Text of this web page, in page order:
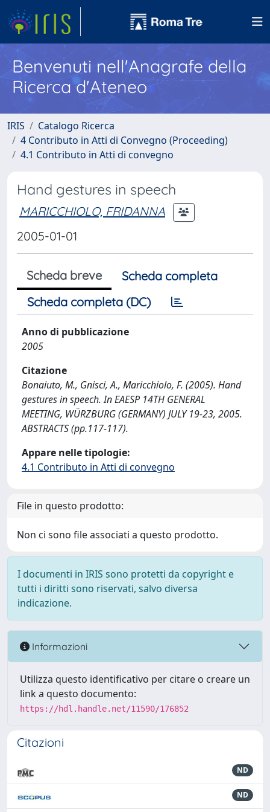
Benvenuti nell'Anagrafe della
Ricerca d'Ateneo
IRIS
Catalogo Ricerca
4 Contributo in Atti di Convegno (Proceeding)
4.1 Contributo in Atti di convegno
Hand gestures in speech
MARICCHIOLO, FRIDANNA
2005-01-01
Scheda breve
Scheda completa
Scheda completa (DC)
Anno di pubblicazione
2005
Citazione
Bonaiuto, M., Gnisci, A., Maricchiolo, F. (2005). Hand
gestures in speech. In EAESP 14TH GENERAL
MEETING, WÜRZBURG (GERMANY) JULY 19-23, 2005.
ABSTRACTS (pp.117-117).
Appare nelle tipologie:
4.1 Contributo in Atti di convegno
File in questo prodotto:
Non ci sono file associati a questo prodotto.
I documenti in IRIS sono protetti da copyright e
tutti i diritti sono riservati, salvo diversa
indicazione.
Informazioni
Utilizza questo identificativo per citare o creare un
link a questo documento:
https://hdl.handle.net/11590/176852
Citazioni
ND
ND